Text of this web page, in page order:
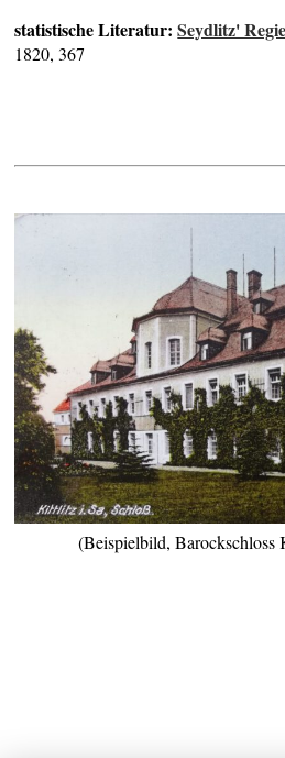
statistische Literatur:Seydlitz'
1820, 367
(Beispielbild, Barockschloss